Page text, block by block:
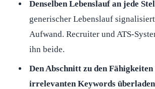
Denselben Lebenslauf an jede
generischer Lebenslauf
Aufwand. Recruiter und ATS-
ihn beide.
Den Abschnitt zu den
irrelevanten Keywords